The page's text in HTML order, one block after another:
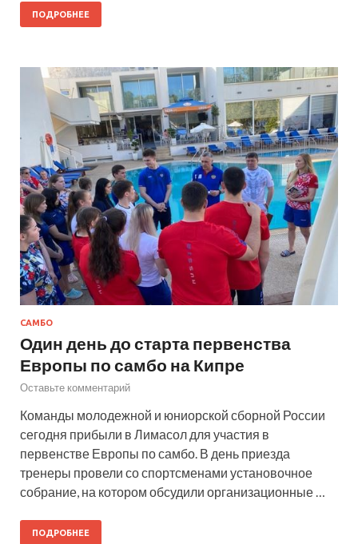
ПОДРОБНЕЕ
САМБО
Один день до старта первенства
Европы по самбо на Кипре
Оставьте комментарий
Команды молодежной и юниорской сборной России
сегодня прибыли в Лимасол для участия в
первенстве Европы по самбо. В день приезда
тренеры провели со спортсменами установочное
собрание, на котором обсудили организационные …
ПОДРОБНЕЕ